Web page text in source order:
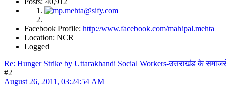
Facebook Profile: http://www.facebook.com/mahipal.mehta
Location: NCR
Logged
Re: Hunger Strike by Uttarakhandi Social Workers-उत्तराखंड के
#2
August 26, 2011, 03:24:54 AM